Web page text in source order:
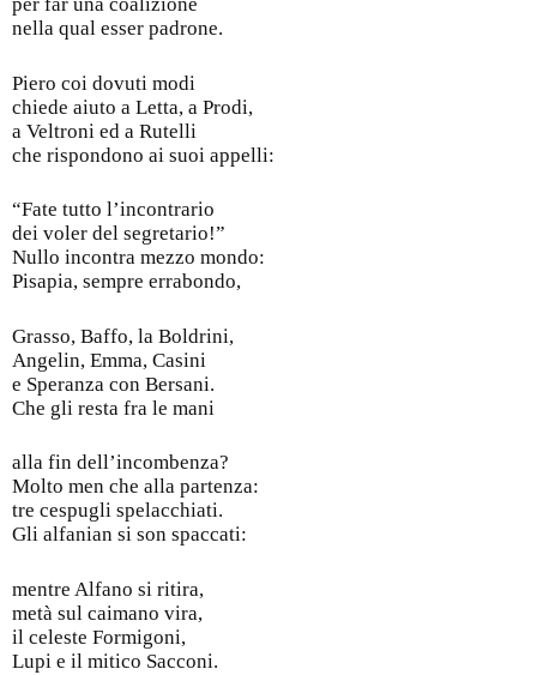
nella qual esser padrone.
Piero coi dovuti modi
chiede aiuto a Letta, a Prodi,
a Veltroni ed a Rutelli
che rispondono ai suoi appelli:
“Fate tutto l’incontrario
dei voler del segretario!”
Nullo incontra mezzo mondo:
Pisapia, sempre errabondo,
Grasso, Baffo, la Boldrini,
Angelin, Emma, Casini
e Speranza con Bersani.
Che gli resta fra le mani
alla fin dell’incombenza?
Molto men che alla partenza:
tre cespugli spelacchiati.
Gli alfanian si son spaccati:
mentre Alfano si ritira,
metà sul caimano vira,
il celeste Formigoni,
Lupi e il mitico Sacconi.